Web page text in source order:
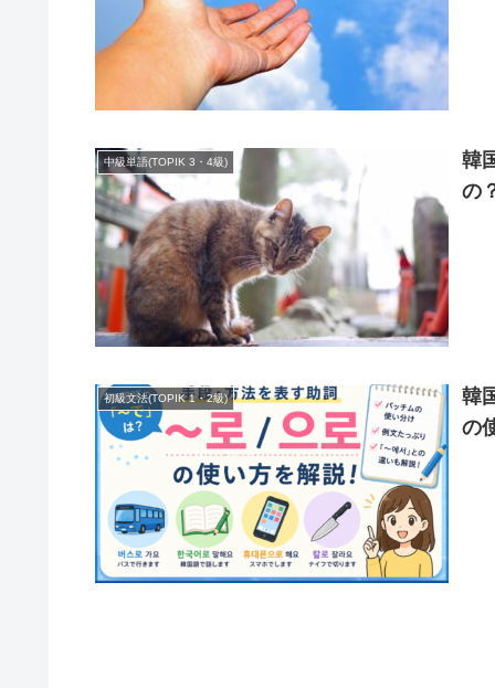
中級単語(TOPIK 3・4級)
韓
の
初級文法(TOPIK 1・2級)
韓
の